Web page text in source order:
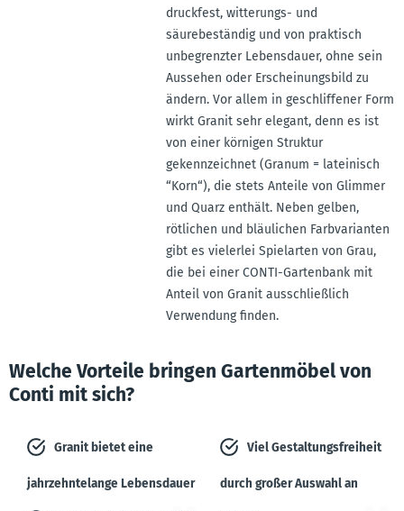
druckfest, witterungs- und
säurebeständig und von praktisch
unbegrenzter Lebensdauer, ohne sein
Aussehen oder Erscheinungsbild zu
ändern. Vor allem in geschliffener Form
wirkt Granit sehr elegant, denn es ist
von einer körnigen Struktur
gekennzeichnet (Granum = lateinisch
“Korn“), die stets Anteile von Glimmer
und Quarz enthält. Neben gelben,
rötlichen und bläulichen Farbvarianten
gibt es vielerlei Spielarten von Grau,
die bei einer CONTI-Gartenbank mit
Anteil von Granit ausschließlich
Verwendung finden.
Welche Vorteile bringen Gartenmöbel von
Conti mit sich?
Granit bietet eine
jahrzehntelange Lebensdauer
Viel Gestaltungsfreiheit
durch großer Auswahl an